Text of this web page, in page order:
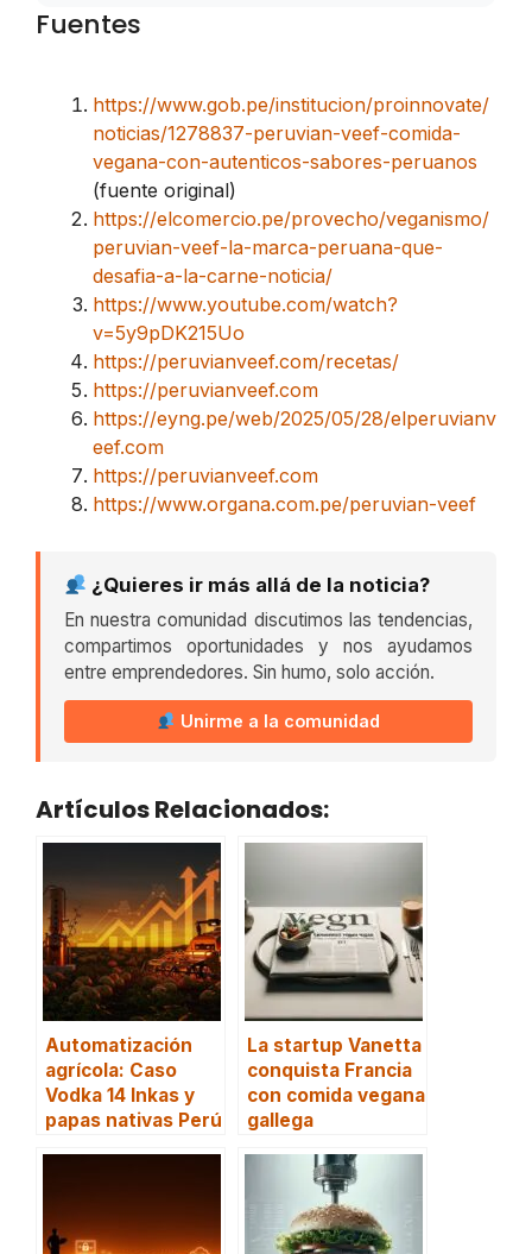
Fuentes
https://www.gob.pe/institucion/proinnovate/
noticias/1278837-peruvian-veef-comida-
vegana-con-autenticos-sabores-peruanos
(fuente original)
https://elcomercio.pe/provecho/veganismo/
peruvian-veef-la-marca-peruana-que-
desafia-a-la-carne-noticia/
https://www.youtube.com/watch?
v=5y9pDK215Uo
https://peruvianveef.com/recetas/
https://peruvianveef.com
https://eyng.pe/web/2025/05/28/elperuvianv
eef.com
https://peruvianveef.com
https://www.organa.com.pe/peruvian-veef
¿Quieres ir más allá de la noticia?
En nuestra comunidad discutimos las tendencias,
compartimos oportunidades y nos ayudamos
entre emprendedores. Sin humo, solo acción.
Unirme a la comunidad
Artículos Relacionados:
Automatización
agrícola: Caso
Vodka 14 Inkas y
papas nativas Perú
La startup Vanetta
conquista Francia
con comida vegana
gallega